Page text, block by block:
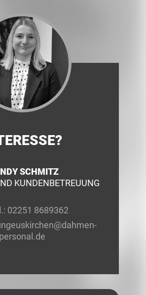
SCHMITZ
KUNDENBETREUUNG
02251 8689362
personal.de